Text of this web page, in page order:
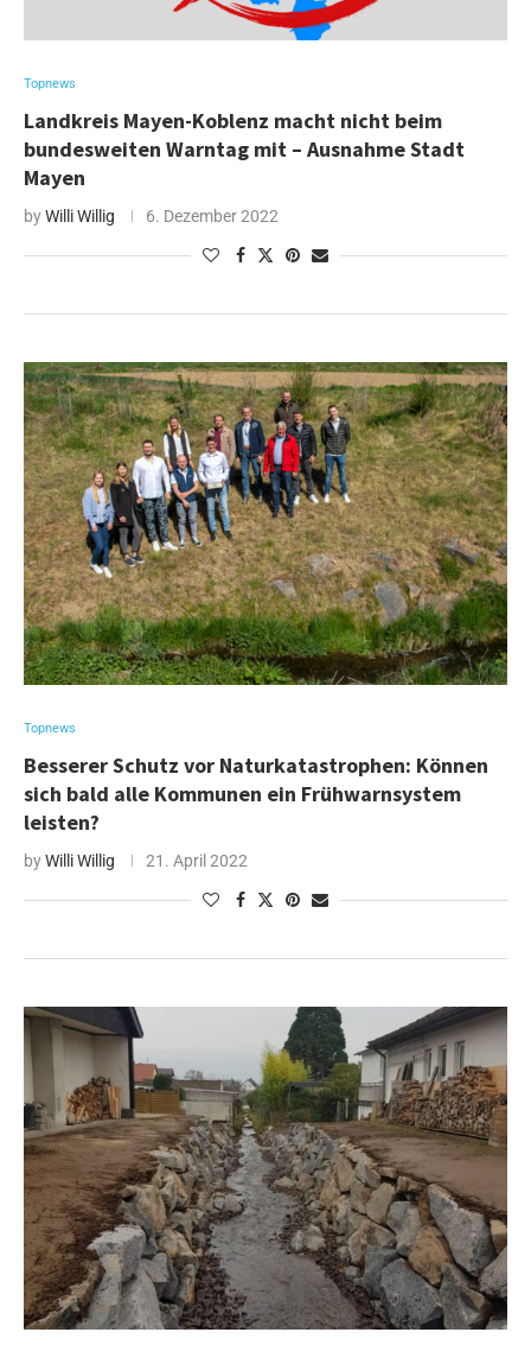
Topnews
Landkreis Mayen-Koblenz macht nicht beim
bundesweiten Warntag mit – Ausnahme Stadt
Mayen
byWilli Willig 6. Dezember 2022
Topnews
Besserer Schutz vor Naturkatastrophen: Können
sich bald alle Kommunen ein Frühwarnsystem
leisten?
byWilli Willig 21. April 2022